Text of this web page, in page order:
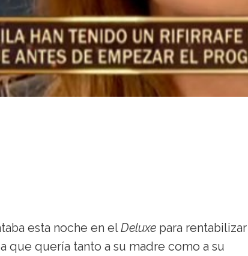
esta noche en elDeluxe para rentabilizar
que quería tanto a su madre como a su